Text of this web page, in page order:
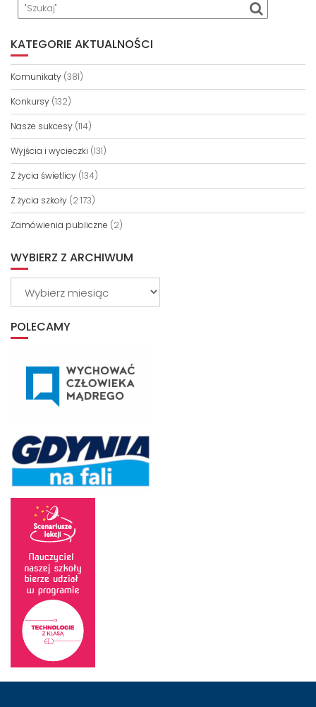
KATEGORIE AKTUALNOŚCI
Komunikaty (381)
Konkursy (132)
Nasze sukcesy (114)
Wyjścia i wycieczki (131)
Z życia świetlicy (134)
Z życia szkoły (2 173)
Zamówienia publiczne (2)
WYBIERZ Z ARCHIWUM
POLECAMY